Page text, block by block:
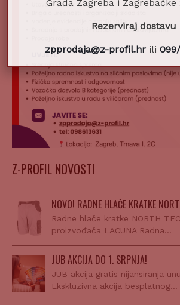
Z-PROFIL NOVOSTI
NOVO! RADNE HLAČE KRATKE
Radne hlače kratke NORTH
proizvođača LACUNA Radna…
JUB AKCIJA DO 1. SRPNJA!
JUB akcija gratis nijansiranja
Ekskluzivna akcija besplatnog…
Grada Zagreba i Zagrebačke
Rezerviraj dostavu
zpprodaja@z-profil.hr ili